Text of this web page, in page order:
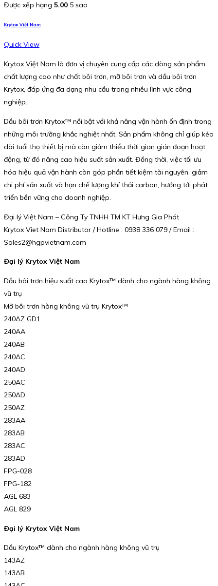
Được xếp hạng 5.00 5 sao
Krytox Việt Nam
Quick View
Krytox Việt Nam là đơn vị chuyên cung cấp các dòng sản phẩm
chất lượng cao như chất bôi trơn, mỡ bôi trơn và dầu bôi trơn
Krytox, đáp ứng đa dạng nhu cầu trong nhiều lĩnh vực công
nghiệp.
Dầu bôi trơn Krytox™ nổi bật với khả năng vận hành ổn định trong
những môi trường khắc nghiệt nhất. Sản phẩm không chỉ giúp kéo
dài tuổi thọ thiết bị mà còn giảm thiểu thời gian gián đoạn hoạt
động, từ đó nâng cao hiệu suất sản xuất. Đồng thời, việc tối ưu
hóa hiệu quả vận hành còn góp phần tiết kiệm tài nguyên, giảm
chi phí sản xuất và hạn chế lượng khí thải carbon, hướng tới phát
triển bền vững cho doanh nghiệp.
Đại lý Việt Nam – Công Ty TNHH TM KT Hưng Gia Phát
Krytox Viet Nam Distributor / Hotline : 0938 336 079 / Email :
Sales2@hgpvietnam.com
Đại lý Krytox Việt Nam
Dầu bôi trơn hiệu suất cao Krytox™ dành cho ngành hàng không
vũ trụ
Mỡ bôi trơn hàng không vũ trụ Krytox™
240AZ GD1
240AA
240AB
240AC
240AD
250AC
250AD
250AZ
283AA
283AB
283AC
283AD
FPG-028
FPG-182
AGL 683
AGL 829
Đại lý Krytox Việt Nam
Dầu Krytox™ dành cho ngành hàng không vũ trụ
143AZ
143AB